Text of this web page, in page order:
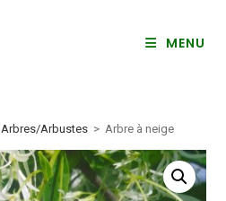
MENU
Arbres/Arbustes > Arbre à neige